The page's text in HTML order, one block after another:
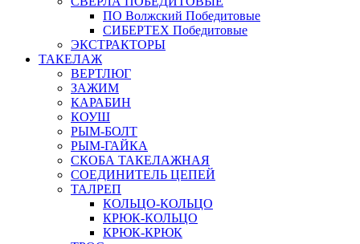
ПО Волжский Победитовые
СИБЕРТЕХ Победитовые
ЭКСТРАКТОРЫ
ТАКЕЛАЖ
ВЕРТЛЮГ
ЗАЖИМ
КАРАБИН
КОУШ
РЫМ-БОЛТ
РЫМ-ГАЙКА
СКОБА ТАКЕЛАЖНАЯ
СОЕДИНИТЕЛЬ ЦЕПЕЙ
ТАЛРЕП
КОЛЬЦО-КОЛЬЦО
КРЮК-КОЛЬЦО
КРЮК-КРЮК